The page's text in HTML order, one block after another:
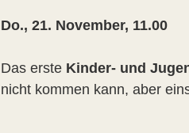
Do., 21. November, 11.00
Das erste Kinder- und
nicht kommen kann, aber